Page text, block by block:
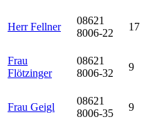
Herr Fellner
08621
8006-22
17
Frau
Flötzinger
08621
8006-32
9
Frau Geigl
08621
8006-35
9